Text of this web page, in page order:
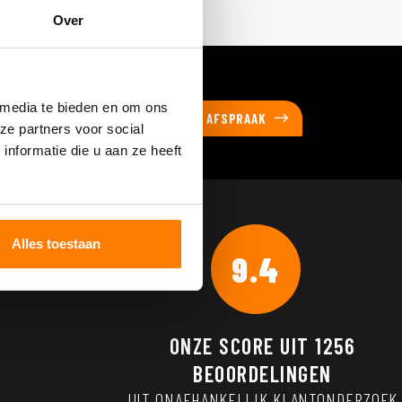
Over
te bieden en om ons
partners voor social
die u aan ze heeft
Alles toestaan
PLAN EEN AFSPRAAK
9.4
ONZE SCORE UIT1256
BEOORDELINGEN